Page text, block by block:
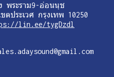
พระราม9-อ่อนนุช
ตประเวศ กรุงเทพ 10250
lin.ee/tygDzdl